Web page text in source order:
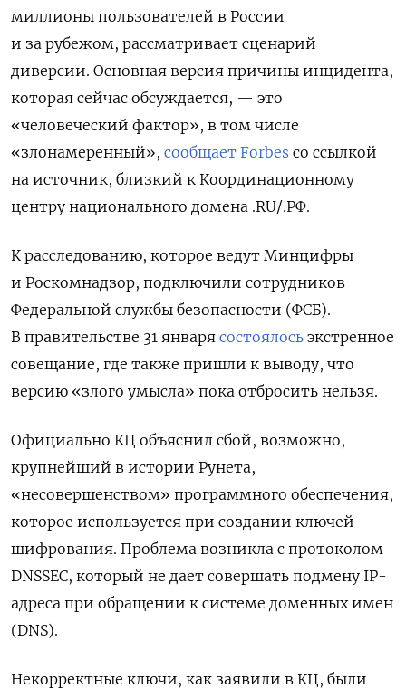
миллионы пользователей в России
и за рубежом, рассматривает сценарий
диверсии. Основная версия причины инцидента,
которая сейчас обсуждается, — это
«человеческий фактор», в том числе
«злонамеренный», сообщает Forbes со ссылкой
на источник, близкий к Координационному
центру национального домена .RU/.РФ.
К расследованию, которое ведут Минцифры
и Роскомнадзор, подключили сотрудников
Федеральной службы безопасности (ФСБ).
В правительстве 31 января состоялось экстренное
совещание, где также пришли к выводу, что
версию «злого умысла» пока отбросить нельзя.
Официально КЦ объяснил сбой, возможно,
крупнейший в истории Рунета,
«несовершенством» программного обеспечения,
которое используется при создании ключей
шифрования. Проблема возникла с протоколом
DNSSEC, который не дает совершать подмену IP-
адреса при обращении к системе доменных имен
(DNS).
Некорректные ключи, как заявили в КЦ, были